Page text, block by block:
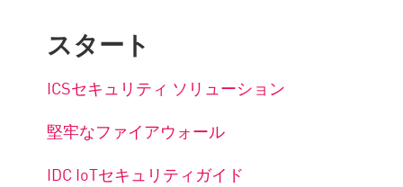
スタート
ICSセキュリティ ソリューション
堅牢なファイアウォール
IDC IoTセキュリティガイド